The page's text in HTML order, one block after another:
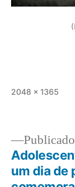
2048 × 1365
um dia de